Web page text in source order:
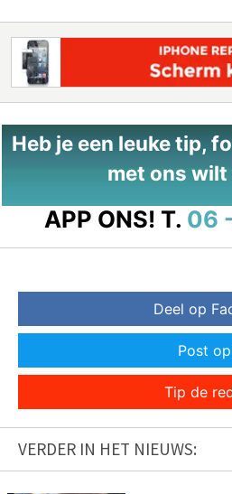
Heb je een leuke tip,
met ons wilt
APP ONS! T. 06
Deel op
Post
Tip de
VERDER IN HET NIEUWS: